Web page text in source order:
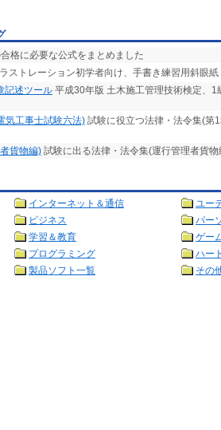
格に必要な公式をまとめました
ストレーション初学者向け、手書き練習用斜眼紙
記述ツール 平成30年版 土木施工管理技術検定、1
気工事士試験六法) 試験に役立つ法律・法令集(第
貨物編) 試験に出る法律・法令集(運行管理者貨物
インターネット＆通信
ユー
ビジネス
パー
学習＆教育
ゲー
プログラミング
ハー
製品ソフト一覧 その